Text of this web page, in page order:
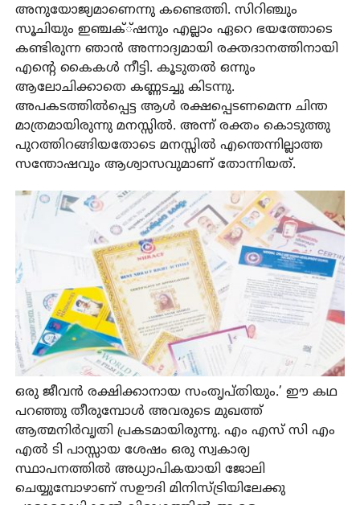
അനുയോജ്യമാണെന്നു കണ്ടെത്തി. സിറിഞ്ചും
സൂചിയും ഇഞ്ചക്്ഷനും എല്ലാം ഏറെ ഭയത്തോടെ
കണ്ടിരുന്ന ഞാൻ അന്നാദ്യമായി രക്തദാനത്തിനായി
എന്റെ കൈകൾ നീട്ടി. കൂടുതൽ ഒന്നും
ആലോചിക്കാതെ കണ്ണടച്ചു കിടന്നു.
അപകടത്തിൽപ്പെട്ട ആൾ രക്ഷപ്പെടണമെന്ന ചിന്ത
മാത്രമായിരുന്നു മനസ്സിൽ. അന്ന് രക്തം കൊടുത്തു
പുറത്തിറങ്ങിയതോടെ മനസ്സിൽ എന്തെന്നില്ലാത്ത
സന്തോഷവും ആശ്വാസവുമാണ് തോന്നിയത്.
ഒരു ജീവൻ രക്ഷിക്കാനായ സംതൃപ്തിയും.’ ഈ കഥ
പറഞ്ഞു തീരുമ്പോൾ അവരുടെ മുഖത്ത്
ആത്മനിർവൃതി പ്രകടമായിരുന്നു. എം എസ്‌ സി എം
എൽ ടി പാസ്സായ ശേഷം ഒരു സ്വകാര്യ
സ്ഥാപനത്തിൽ അധ്യാപികയായി ജോലി
ചെയ്യുമ്പോഴാണ് സഊദി മിനിസ്ട്രിയിലേക്കു